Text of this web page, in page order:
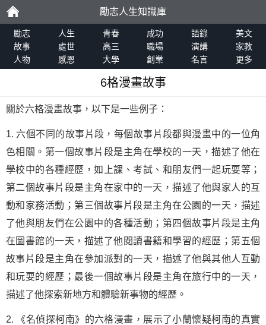
勵
志
勵志人生知識庫
勵志 人生 青春 成功 語錄
美文
故事
處世 高三 職場 演講
家教
人物
感恩 大學 創業 名言 更多
6格漫畫故事
關於六格漫畫故事，以下是一些例子：
1. 六個不同的故事片段，每個故事片段都與漫畫中的一位角
色相關。第一個故事片段是主角在學校的一天，描述了他在
學校中的各種經歷，如上課、考試、和朋友們一起玩耍等；
第二個故事片段是主角在家中的一天，描述了他與家人的互
動和家務活動；第三個故事片段是主角在公園的一天，描述
了他與朋友們在公園中的各種活動；第四個故事片段是主角
在圖書館的一天，描述了他閱讀書籍和學習的經歷；第五個
故事片段是主角在參加派對的一天，描述了他與其他人互動
和玩耍的經歷；最後一個故事片段是主角在旅行中的一天，
描述了他探索新地方和體驗新事物的經歷。
2. 《名偵探柯南》的六格漫畫，展示了小蘭懷疑柯南的真實